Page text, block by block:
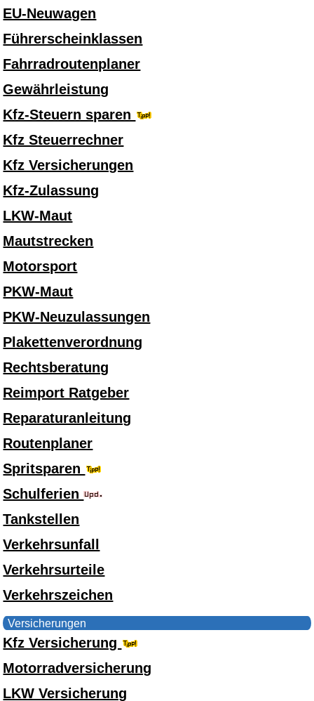
EU-Neuwagen
Führerscheinklassen
Fahrradroutenplaner
Gewährleistung
Kfz-Steuern sparen
Kfz Steuerrechner
Kfz Versicherungen
Kfz-Zulassung
LKW-Maut
Mautstrecken
Motorsport
PKW-Maut
PKW-Neuzulassungen
Plakettenverordnung
Rechtsberatung
Reimport Ratgeber
Reparaturanleitung
Routenplaner
Spritsparen
Schulferien
Tankstellen
Verkehrsunfall
Verkehrsurteile
Verkehrszeichen
Versicherungen
Kfz Versicherung
Motorradversicherung
LKW Versicherung